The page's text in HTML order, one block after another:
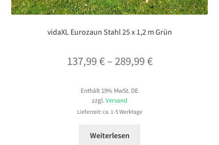
vidaXL Eurozaun Stahl 25 x 1,2 m Grün
137,99€ – 289,99€Preisspanne:
Enthält 19% MwSt. DE
zzgl. Versand
Lieferzeit: ca. 1-5 Werktage
Weiterlesen